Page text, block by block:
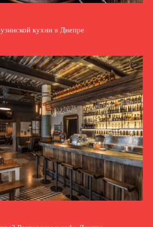
кухни в Днепре